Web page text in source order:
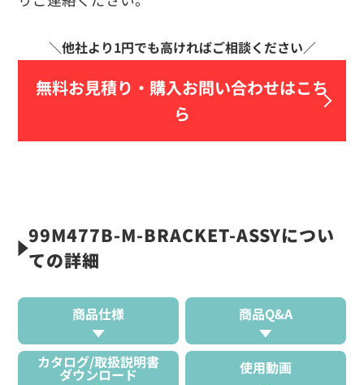
無料お見積り・ 購入お問い合わせはこち
ら
99M477B-M-BRACKET-ASSYについ
ての詳細
商品仕様 商品Q&A
カタログ/取扱説明書
ダウンロード 使用動画